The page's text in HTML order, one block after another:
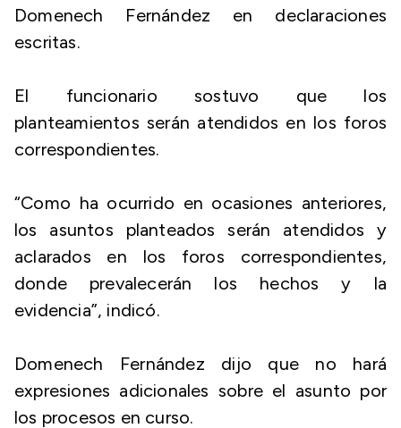
Domenech Fernández en declaraciones
escritas.
El funcionario sostuvo que los
planteamientos serán atendidos en los foros
correspondientes.
“Como ha ocurrido en ocasiones anteriores,
los asuntos planteados serán atendidos y
aclarados en los foros correspondientes,
donde prevalecerán los hechos y la
evidencia”, indicó.
Domenech Fernández dijo que no hará
expresiones adicionales sobre el asunto por
los procesos en curso.